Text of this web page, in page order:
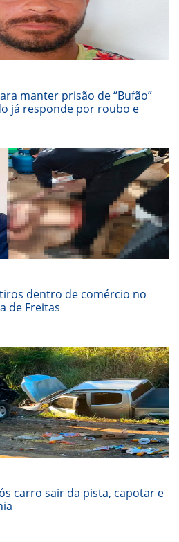
manter prisão de “Bufão”
já responde por roubo e
dentro de comércio no
de Freitas
carro sair da pista, capotar e